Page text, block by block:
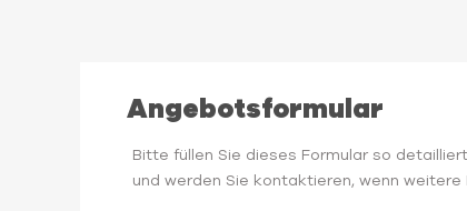
Angebotsformular
Bitte füllen Sie dieses Formular so
und werden Sie kontaktieren, wenn